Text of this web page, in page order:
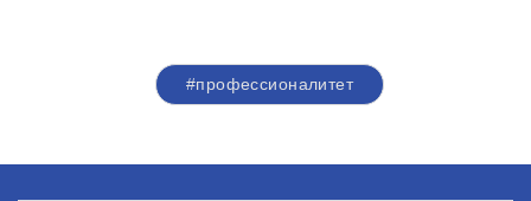
#профессионалитет